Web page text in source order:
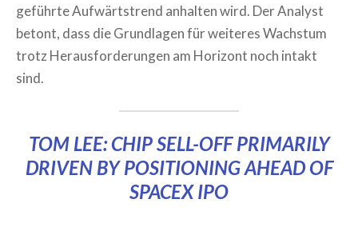
geführte Aufwärtstrend anhalten wird. Der Analyst
betont, dass die Grundlagen für weiteres Wachstum
trotz Herausforderungen am Horizont noch intakt
sind.
TOM LEE: CHIP SELL-OFF PRIMARILY
DRIVEN BY POSITIONING AHEAD OF
SPACEX IPO